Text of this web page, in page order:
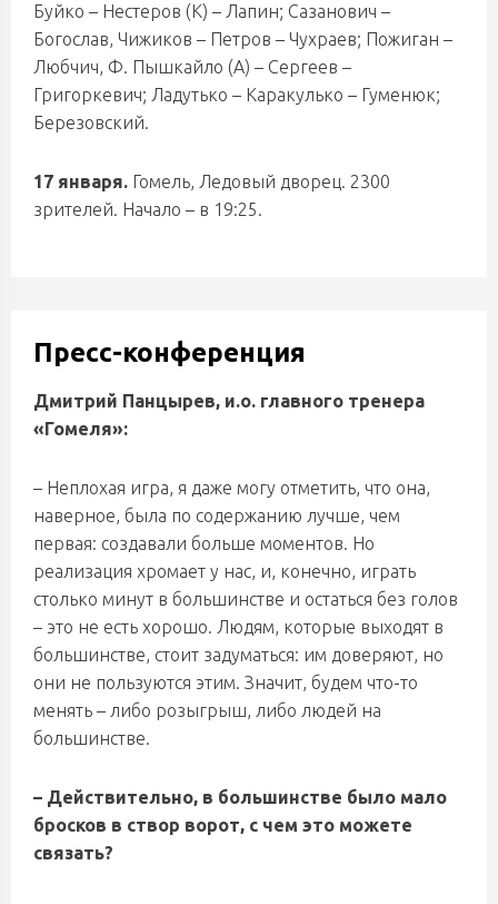
Буйко – Нестеров (К) – Лапин; Сазанович –
Богослав, Чижиков – Петров – Чухраев; Пожиган –
Любчич, Ф. Пышкайло (А) – Сергеев –
Григоркевич; Ладутько – Каракулько – Гуменюк;
Березовский.
17 января. Гомель, Ледовый дворец. 2300
зрителей. Начало – в 19:25.
Пресс-конференция
Дмитрий Панцырев, и.о. главного тренера
«Гомеля»:
– Неплохая игра, я даже могу отметить, что она,
наверное, была по содержанию лучше, чем
первая: создавали больше моментов. Но
реализация хромает у нас, и, конечно, играть
столько минут в большинстве и остаться без голов
– это не есть хорошо. Людям, которые выходят в
большинстве, стоит задуматься: им доверяют, но
они не пользуются этим. Значит, будем что-то
менять – либо розыгрыш, либо людей на
большинстве.
– Действительно, в большинстве было мало
бросков в створ ворот, с чем это можете
связать?